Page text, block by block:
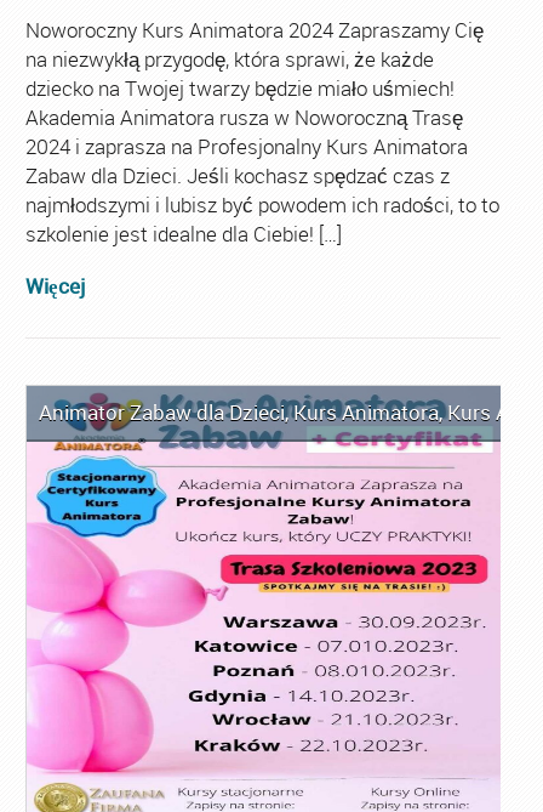
Noworoczny Kurs Animatora 2024 Zapraszamy Cię
na niezwykłą przygodę, która sprawi, że każde
dziecko na Twojej twarzy będzie miało uśmiech!
Akademia Animatora rusza w Noworoczną Trasę
2024 i zaprasza na Profesjonalny Kurs Animatora
Zabaw dla Dzieci. Jeśli kochasz spędzać czas z
najmłodszymi i lubisz być powodem ich radości, to to
szkolenie jest idealne dla Ciebie! […]
Więcej
Animator Zabaw dla Dzieci,Kurs Animatora,Kurs